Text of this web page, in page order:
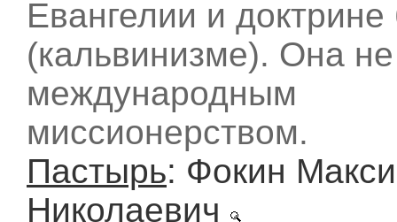
Евангелии и доктрине
(кальвинизме). Она
международным
миссионерством.
Пастырь: Фокин
Николаевич